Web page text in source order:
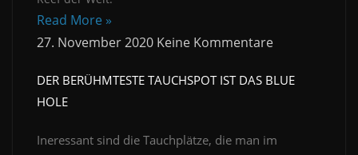
Read More »
27. November 2020 Keine Kommentare
DER BERÜHMTESTE TAUCHSPOT IST DAS BLUE
HOLE
Ineressant sind die Tauchplätze, die man im